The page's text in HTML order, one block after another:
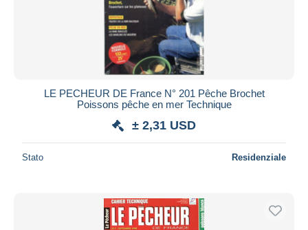
LE PECHEUR DE France N° 201 Pêche Brochet
Poissons pêche en mer Technique
± 2,31 USD
Stato Residenziale